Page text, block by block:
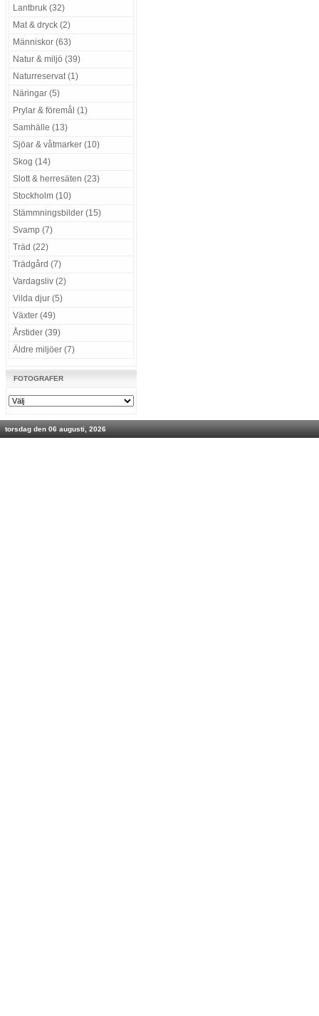
Lantbruk (32)
Mat & dryck (2)
Människor (63)
Natur & miljö (39)
Naturreservat (1)
Näringar (5)
Prylar & föremål (1)
Samhälle (13)
Sjöar & våtmarker (10)
Skog (14)
Slott & herresäten (23)
Stockholm (10)
Stämmningsbilder (15)
Svamp (7)
Träd (22)
Trädgård (7)
Vardagsliv (2)
Vilda djur (5)
Växter (49)
Årstider (39)
Äldre miljöer (7)
FOTOGRAFER
torsdag den 06 augusti, 2026